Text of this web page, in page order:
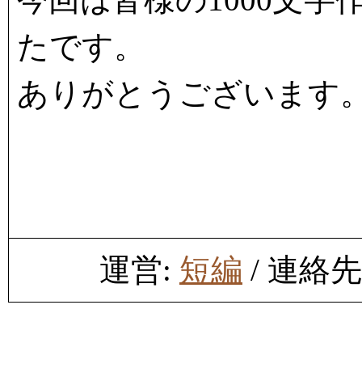
たです。
ありがとうございます
運営: 短編 / 連絡